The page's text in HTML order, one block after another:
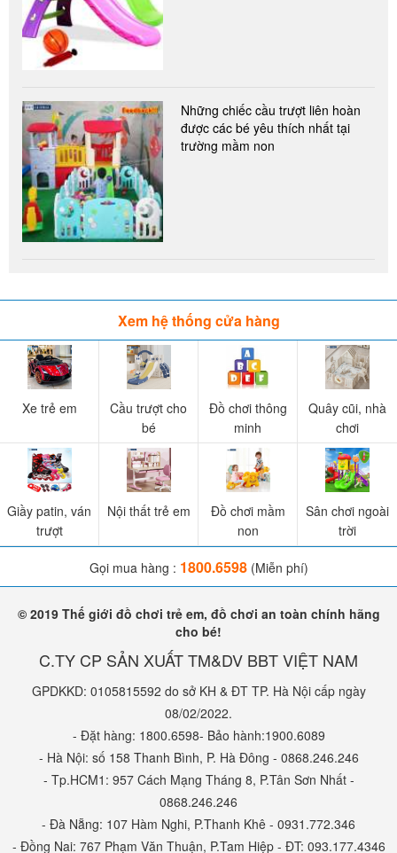
Những chiếc cầu trượt liên hoàn
được các bé yêu thích nhất tại
trường mầm non
Xem hệ thống cửa hàng
Xe trẻ em
Cầu trượt cho
bé
Đồ chơi thông
minh
Quây cũi, nhà
chơi
Giầy patin, ván
trượt
Nội thất trẻ em
Đồ chơi mầm
non
Sân chơi ngoài
trời
Gọi mua hàng : 1800.6598(Miễn phí)
© 2019 Thế giới đồ chơi trẻ em, đồ chơi an toàn chính hãng
cho bé!
C.TY CP SẢN XUẤT TM&DV BBT VIỆT NAM
GPDKKD: 0105815592 do sở KH & ĐT TP. Hà Nội cấp ngày
08/02/2022.
- Đặt hàng: 1800.6598- Bảo hành:1900.6089
- Hà Nội: số 158 Thanh Bình, P. Hà Đông - 0868.246.246
- Tp.HCM1: 957 Cách Mạng Tháng 8, P.Tân Sơn Nhất -
0868.246.246
- Đà Nẵng: 107 Hàm Nghi, P.Thanh Khê - 0931.772.346
- Đồng Nai: 767 Phạm Văn Thuận, P.Tam Hiệp - ĐT: 093.177.4346